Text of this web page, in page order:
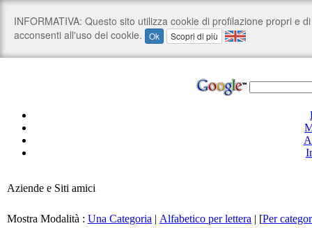
Aziende e Siti amici
Mostra Modalità : Una Categoria | Alfabetico per lettera | [Per